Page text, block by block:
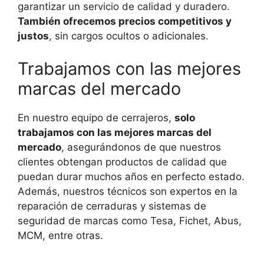
garantizar un servicio de calidad y duradero.
También ofrecemos precios competitivos y
justos, sin cargos ocultos o adicionales.
Trabajamos con las mejores
marcas del mercado
En nuestro equipo de cerrajeros, solo
trabajamos con las mejores marcas del
mercado, asegurándonos de que nuestros
clientes obtengan productos de calidad que
puedan durar muchos años en perfecto estado.
Además, nuestros técnicos son expertos en la
reparación de cerraduras y sistemas de
seguridad de marcas como Tesa, Fichet, Abus,
MCM, entre otras.